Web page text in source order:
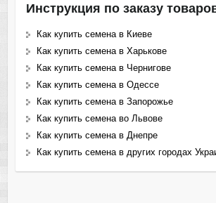
Инструкция по заказу
Как купить семена в Киеве
Как купить семена в Харькове
Как купить семена в Чернигове
Как купить семена в Одессе
Как купить семена в Запорожье
Как купить семена во Львове
Как купить семена в Днепре
Как купить семена в других городах